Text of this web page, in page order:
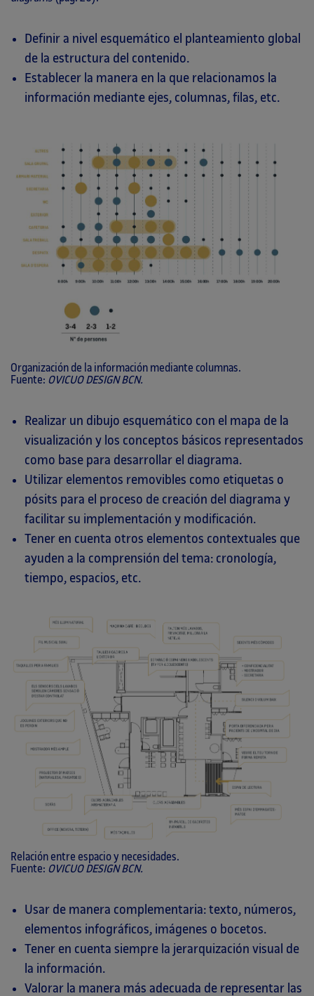
Definir a nivel esquemático el planteamiento global
de la estructura del contenido.
Establecer la manera en la que relacionamos la
información mediante ejes, columnas, filas, etc.
Organización de la información mediante columnas.
Fuente: OVICUO DESIGN BCN.
Realizar un dibujo esquemático con el mapa de la
visualización y los conceptos básicos representados
como base para desarrollar el diagrama.
Utilizar elementos removibles como etiquetas o
pósits para el proceso de creación del diagrama y
facilitar su implementación y modificación.
Tener en cuenta otros elementos contextuales que
ayuden a la comprensión del tema: cronología,
tiempo, espacios, etc.
Relación entre espacio y necesidades.
Fuente: OVICUO DESIGN BCN.
Usar de manera complementaria: texto, números,
elementos infográficos, imágenes o bocetos.
Tener en cuenta siempre la jerarquización visual de
la información.
Valorar la manera más adecuada de representar las